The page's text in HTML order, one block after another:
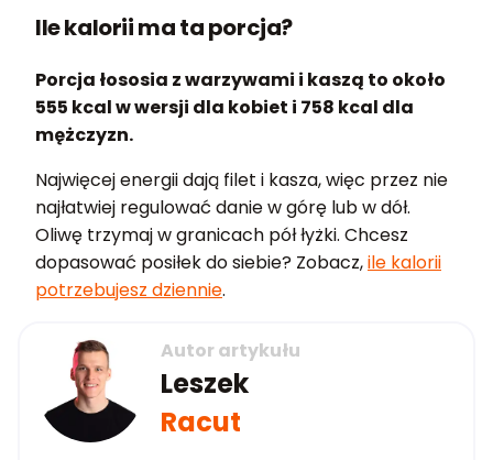
Ile kalorii ma ta porcja?
Porcja łososia z warzywami i kaszą to około
555 kcal w wersji dla kobiet i 758 kcal dla
mężczyzn.
Najwięcej energii dają filet i kasza, więc przez nie
najłatwiej regulować danie w górę lub w dół.
Oliwę trzymaj w granicach pół łyżki. Chcesz
dopasować posiłek do siebie? Zobacz,ile kalorii
potrzebujesz dziennie.
Autor artykułu
Leszek
Racut